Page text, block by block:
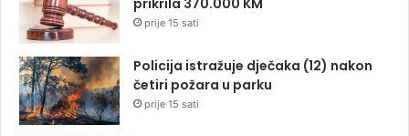
prije 15 sati
Policija istražuje dječaka (12) nakon
četiri požara u parku
prije 15 sati